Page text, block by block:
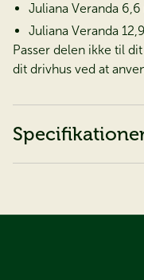
Juliana Veranda 6,6
Juliana Veranda
Passer delen ikke til
dit drivhus ved at